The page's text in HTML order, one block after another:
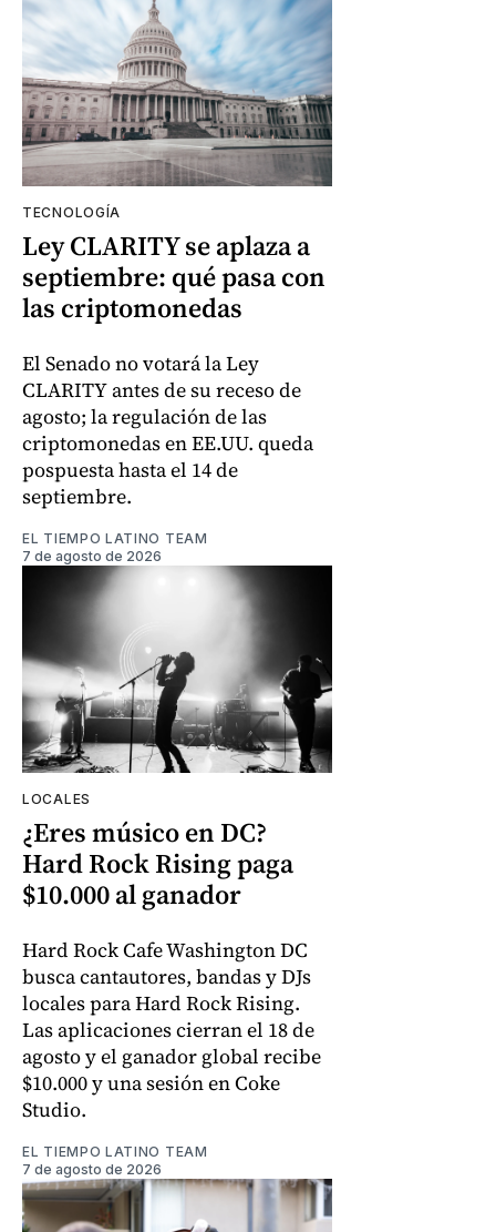
TECNOLOGÍA
Ley CLARITY se aplaza a
septiembre: qué pasa con
las criptomonedas
El Senado no votará la Ley
CLARITY antes de su receso de
agosto; la regulación de las
criptomonedas en EE.UU. queda
pospuesta hasta el 14 de
septiembre.
EL TIEMPO LATINO TEAM
7 de agosto de 2026
LOCALES
¿Eres músico en DC?
Hard Rock Rising paga
$10.000 al ganador
Hard Rock Cafe Washington DC
busca cantautores, bandas y DJs
locales para Hard Rock Rising.
Las aplicaciones cierran el 18 de
agosto y el ganador global recibe
$10.000 y una sesión en Coke
Studio.
EL TIEMPO LATINO TEAM
7 de agosto de 2026